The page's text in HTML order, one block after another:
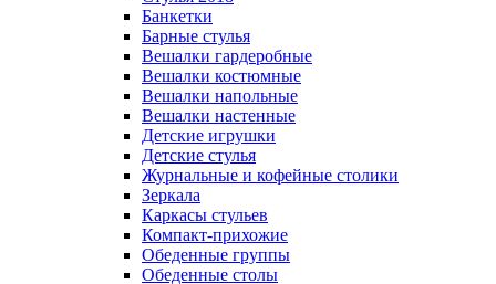
Банкетки
Барные стулья
Вешалки гардеробные
Вешалки костюмные
Вешалки напольные
Вешалки настенные
Детские игрушки
Детские стулья
Журнальные и кофейные столики
Зеркала
Каркасы стульев
Компакт-прихожие
Обеденные группы
Обеденные столы